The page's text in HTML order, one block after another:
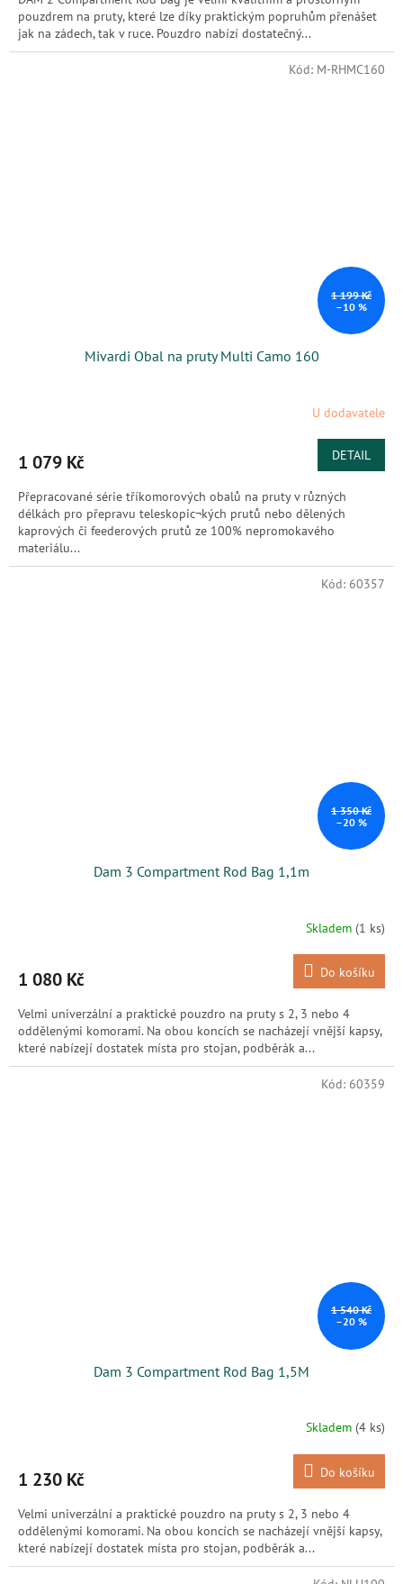
pouzdrem na pruty, které lze díky praktickým popruhům přenášet
jak na zádech, tak v ruce. Pouzdro nabízí dostatečný...
1 199 Kč
–10 %
Mivardi Obal na pruty Multi Camo 160
U dodavatele
1 079 Kč DETAIL
Přepracované série tříkomorových obalů na pruty v různých
délkách pro přepravu teleskopic¬kých prutů nebo dělených
kaprových či feederových prutů ze 100% nepromokavého
materiálu...
Kód: M-RHMC160
1 350 Kč
–20 %
Dam 3 Compartment Rod Bag 1,1m
Skladem (1 ks)
1 080 Kč Do košíku
Velmi univerzální a praktické pouzdro na pruty s 2, 3 nebo 4
oddělenými komorami. Na obou koncích se nacházejí vnější kapsy,
které nabízejí dostatek místa pro stojan, podběrák a...
Kód: 60357
1 540 Kč
–20 %
Dam 3 Compartment Rod Bag 1,5M
Skladem (4 ks)
1 230 Kč Do košíku
Velmi univerzální a praktické pouzdro na pruty s 2, 3 nebo 4
oddělenými komorami. Na obou koncích se nacházejí vnější kapsy,
které nabízejí dostatek místa pro stojan, podběrák a...
Kód: 60359